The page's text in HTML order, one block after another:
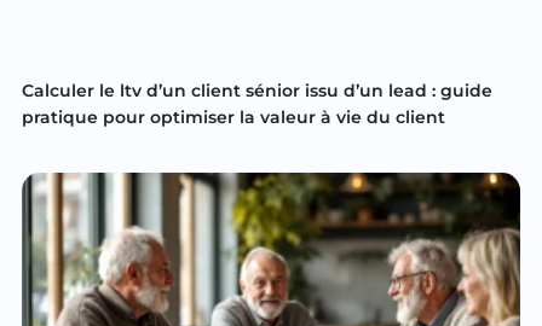
Calculer le ltv d’un client sénior issu d’un lead : guide
pratique pour optimiser la valeur à vie du client